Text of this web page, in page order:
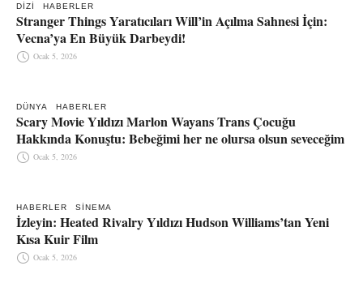
DIZI HABERLER
Stranger Things Yaratıcıları Will’in Açılma Sahnesi İçin:
Vecna’ya En Büyük Darbeydi!
Ocak 5, 2026
DÜNYA HABERLER
Scary Movie Yıldızı Marlon Wayans Trans Çocuğu
Hakkında Konuştu: Bebeğimi her ne olursa olsun seveceğim
Ocak 5, 2026
HABERLER SINEMA
İzleyin: Heated Rivalry Yıldızı Hudson Williams’tan Yeni
Kısa Kuir Film
Ocak 5, 2026